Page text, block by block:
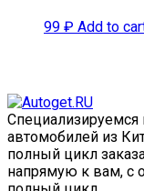
99 ₽ Add to
Специализируемся
автомобилей из
полный цикл
напрямую к вам, с